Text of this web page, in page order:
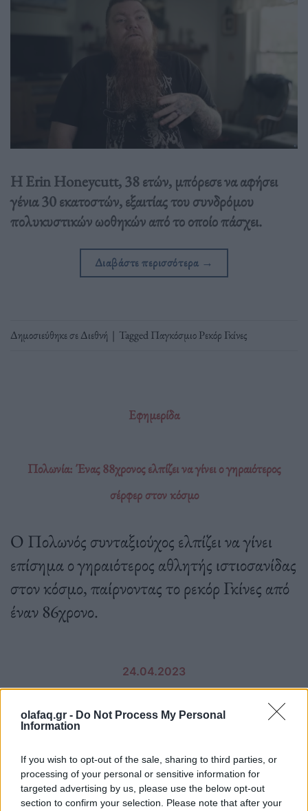
olafaq.gr - Do Not Process My Personal
Information
If you wish to opt-out of the sale, sharing to third parties, or
processing of your personal or sensitive information for
targeted advertising by us, please use the below opt-out
section to confirm your selection. Please note that after your
Η Erin Honeycutt, 38 ετών, μπόρεσε να αφήσει
γένια 30 εκατοστών, εξαιτίας του συνδρόμου
πολυκυστικών ωοθηκών από το οποίο πάσχει.
Διαβάστε περισσότερα →
Δημοσιεύθηκε σεΔιεθνή | TaggedΠαγκόσμιο Ρεκόρ Γκίνες
Εφημερίδα
Πολωνία: Ένας 88χρονος ελπίζει να γίνει ο γηραιότερος
σέρφερ στον κόσμο
Ο Πολωνός συνταξιούχος ελπίζει να γίνει
επίσημα ο γηραιότερος αθλητής ιστιοσανίδας
στον κόσμο, παίρνοντας το ρεκόρ Γκίνες από
έναν 86χρονο.
24.04.2023